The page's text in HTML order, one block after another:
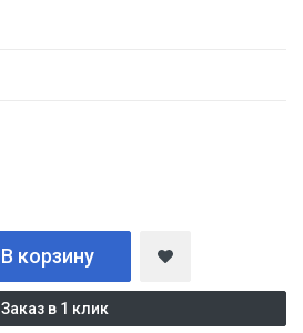
В корзину
Заказ в 1 клик